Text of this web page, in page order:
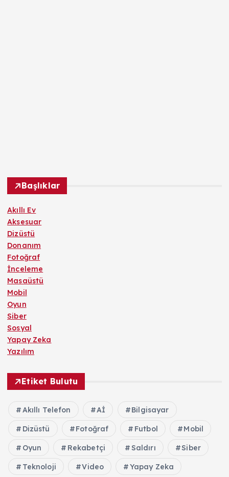
Başlıklar
Akıllı Ev
Aksesuar
Dizüstü
Donanım
Fotoğraf
İnceleme
Masaüstü
Mobil
Oyun
Siber
Sosyal
Yapay Zeka
Yazılım
Etiket Bulutu
Akıllı Telefon Aİ Bilgisayar
Dizüstü Fotoğraf Futbol Mobil
Oyun Rekabetçi Saldırı Siber
Teknoloji Video Yapay Zeka